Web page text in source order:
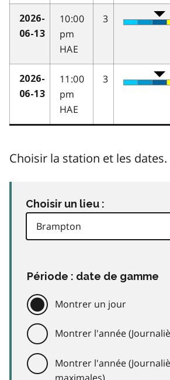
2026-
06-13
10:00
pm
HAE
3
2026-
06-13
11:00
pm
HAE
3
Choisir la station et les dates.
Choisir un lieu :
Période : date de gamme
Montrer un jour
Montrer l'année
Montrer l'année